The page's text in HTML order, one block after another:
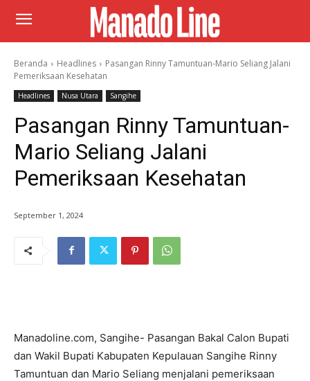
Beranda Headlines
Pasangan Rinny Tamuntuan-Mario Seliang Jalani
Pemeriksaan Kesehatan
Headlines Nusa Utara Sangihe
Pasangan Rinny Tamuntuan-
Mario Seliang Jalani
Pemeriksaan Kesehatan
September 1, 2024
Manadoline.com, Sangihe- Pasangan Bakal Calon Bupati
dan Wakil Bupati Kabupaten Kepulauan Sangihe Rinny
Tamuntuan dan Mario Seliang menjalani pemeriksaan